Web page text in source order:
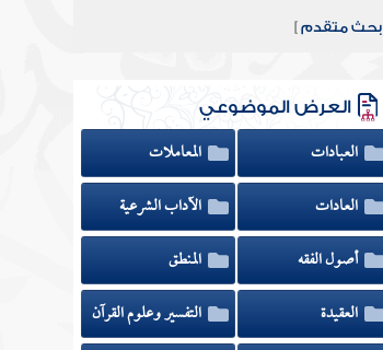
[بحث متقدم ]
العرض الموضوعي
العبادات
المعاملات
العادات
الآداب الشرعية
أصول الفقه
المنطق
العقيدة
التفسير وعلوم القرآن